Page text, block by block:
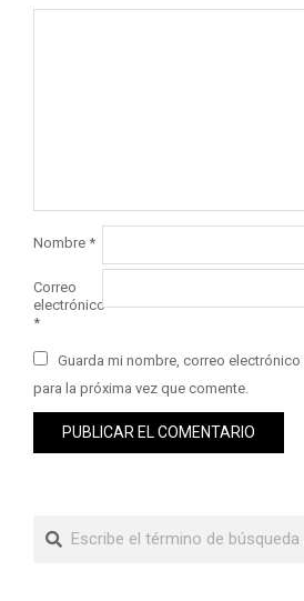
Nombre *
Correo
electrónico
*
Guarda mi nombre, correo
para la próxima vez que comente.